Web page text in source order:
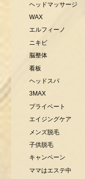
ヘッドマッサージ
WAX
エルフィーノ
ニキビ
脳整体
看板
ヘッドスパ
3MAX
プライベート
エイジングケア
メンズ脱毛
子供脱毛
キャンペーン
ママはエステ中